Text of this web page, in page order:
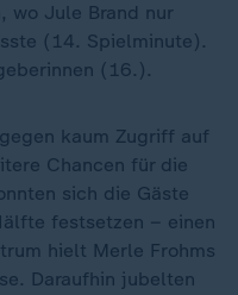
wo Jule Brand nur
(14. Spielminute).
(16.).
kaum Zugriff auf
Chancen für die
sich die Gäste
festsetzen – einen
hielt Merle Frohms
Daraufhin jubelten